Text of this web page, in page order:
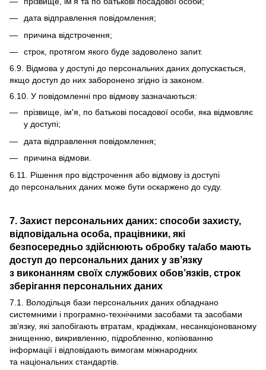
дата відправлення повідомлення;
причина відстрочення;
строк, протягом якого буде задоволено запит.
6.9. Відмова у доступі до персональних даних допускається,
якщо доступ до них заборонено згідно із законом.
6.10. У повідомленні про відмову зазначаються:
прізвище, ім'я, по батькові посадової особи, яка відмовляє
у доступі;
дата відправлення повідомлення;
причина відмови.
6.11. Рішення про відстрочення або відмову із доступі
до персональних даних може бути оскаржено до суду.
7. Захист персональних даних: способи захисту,
відповідальна особа, працівники, які
безпосередньо здійснюють обробку та/або мають
доступ до персональних даних у зв’язку
з виконанням своїх службових обов’язків, строк
зберігання персональних даних
7.1. Володільця бази персональних даних обладнано
системними і програмно-технічними засобами та засобами
зв’язку, які запобігають втратам, крадіжкам, несанкціонованому
знищенню, викривленню, підробленню, копіюванню
інформації і відповідають вимогам міжнародних
та національних стандартів.